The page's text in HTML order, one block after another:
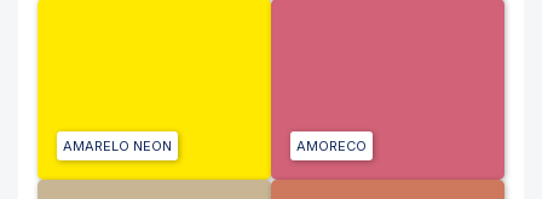
AMARELO NEON AMORECO